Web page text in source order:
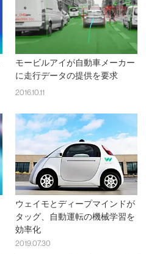
モービルアイが自動車メーカー
に走行データの提供を要求
2016.10.11
ウェイモとディープマインドが
タッグ、自動運転の機械学習を
効率化
2019.07.30